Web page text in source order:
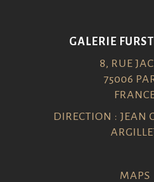
GALERIE
8, RUE
75006
DIRECTION : JEAN
MAPS